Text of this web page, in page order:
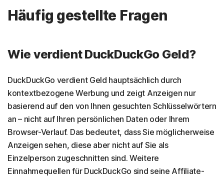
Häufig gestellte Fragen
Wie verdient DuckDuckGo Geld?
DuckDuckGo verdient Geld hauptsächlich durch
kontextbezogene Werbung und zeigt Anzeigen nur
basierend auf den von Ihnen gesuchten Schlüsselwörtern
an – nicht auf Ihren persönlichen Daten oder Ihrem
Browser-Verlauf. Das bedeutet, dass Sie möglicherweise
Anzeigen sehen, diese aber nicht auf Sie als
Einzelperson zugeschnitten sind. Weitere
Einnahmequellen für DuckDuckGo sind seine Affiliate-